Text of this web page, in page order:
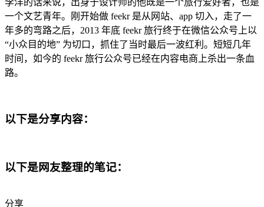
一个文艺青年。刚开始做 feekr 是从网站、app 切入，走了一
年多的弯路之后，2013 年底 feekr 旅行终于在微信公众号上以
“小众目的地” 为切口，抓住了当时最后一波红利。短短几年
时间，如今的 feekr 旅行公众号已经在内容电商上杀出一条血
路。
以下是分享内容：
以下是网友整理的笔记：
分享